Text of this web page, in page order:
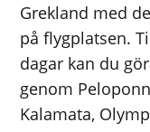
Grekland med
på flygplatsen.
dagar kan du
genom
Kalamata,